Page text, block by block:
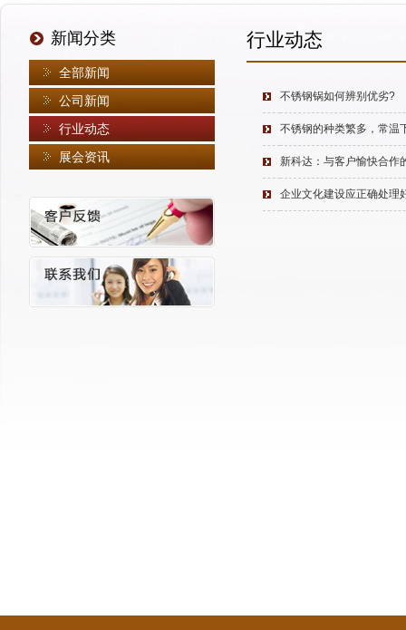
新闻分类
全部新闻
公司新闻
行业动态
展会资讯
行业动态
不锈钢锅如何辨别优劣?
不锈钢的种类繁多，常温
新科达：与客户愉快合作
企业文化建设应正确处理